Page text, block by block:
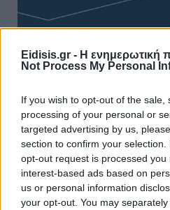
Eidisis.gr - Η ενημερωτική
Not Process My Personal
If you wish to opt-out of the
processing of your personal or
targeted advertising by us,
section to confirm your
opt-out request is processed you
interest-based ads based on
us or personal information
your opt-out. You may